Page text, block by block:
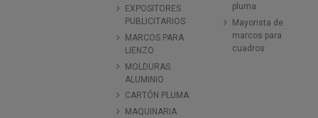
EXPOSITORES
PUBLICITARIOS
MARCOS PARA
LIENZO
MOLDURAS
ALUMINIO
CARTÓN PLUMA
MAQUINARIA
pluma
Mayorista de
marcos para
cuadros